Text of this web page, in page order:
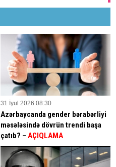
31 İyul 2026 08:30
Azərbaycanda gender bərabərliyi
məsələsində dövrün trendi başa
çatıb? –AÇIQLAMA